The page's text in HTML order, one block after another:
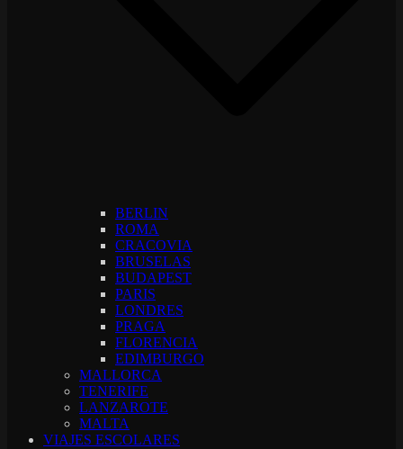
BERLIN
ROMA
CRACOVIA
BRUSELAS
BUDAPEST
PARIS
LONDRES
PRAGA
FLORENCIA
EDIMBURGO
MALLORCA
TENERIFE
LANZAROTE
MALTA
VIAJES ESCOLARES